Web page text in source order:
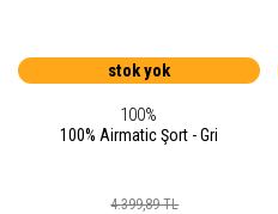
stok yok
100%
100% Airmatic Şort - Gri
4.399,89 TL